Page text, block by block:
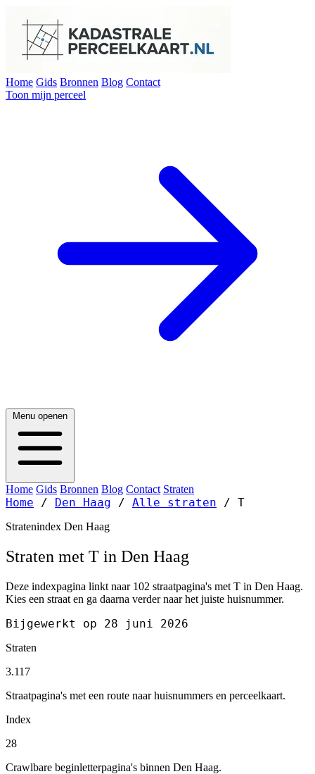
Home Gids Bronnen Blog Contact
Toon mijn perceel
Menu openen
Home Gids Bronnen Blog Contact Straten
Home / Den Haag / Alle straten / T
Stratenindex Den Haag
Straten met T in Den Haag
Deze indexpagina linkt naar 102 straatpagina's met T in Den Haag.
Kies een straat en ga daarna verder naar het juiste huisnummer.
Bijgewerkt op 28 juni 2026
Straten
3.117
Straatpagina's met een route naar huisnummers en perceelkaart.
Index
28
Crawlbare beginletterpagina's binnen Den Haag.